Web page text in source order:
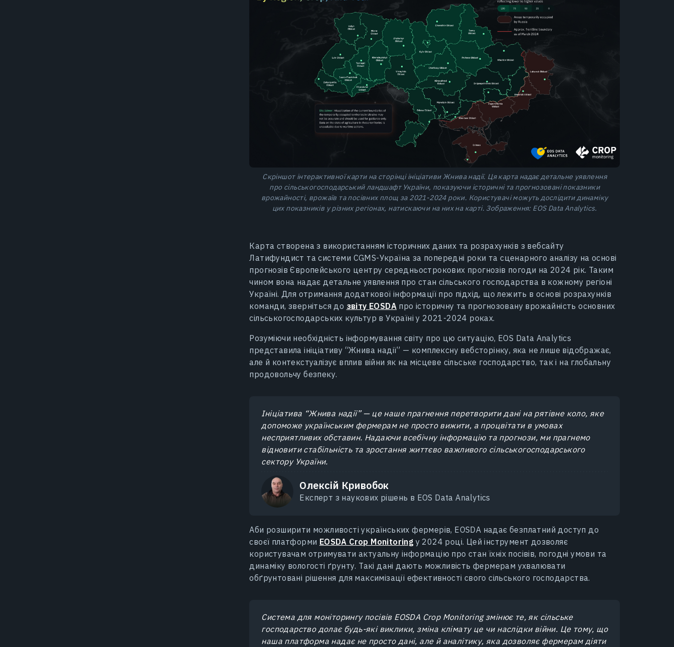
Скріншот інтерактивної карти на сторінці ініціативиЖнива надії. Ця карта надає детальне уявлення
про сільськогосподарський ландшафт України, показуючи історичні та прогнозовані показники
врожайності, врожаїв та посівних площ за 2021-2024 роки. Користувачі можуть дослідити динаміку
цих показників у різних регіонах, натискаючи на них на карті. Зображення: EOS Data Analytics.
Карта створена з використанням історичних даних та розрахунків з вебсайту
Латифундист та системи CGMS-Україна за попередні роки та сценарного аналізу на основі
прогнозів Європейського центру середньострокових прогнозів погоди на 2024 рік. Таким
чином вона надає детальне уявлення про стан сільського господарства в кожному регіоні
Україні. Для отримання додаткової інформації про підхід, що лежить в основі розрахунків
команди, зверніться до звіту EOSDA про історичну та прогнозовану врожайність основних
сільськогосподарських культур в Україні у 2021-2024 роках.
Розуміючи необхідність інформування світу про цю ситуацію, EOS Data Analytics
представила ініціативу “Жнива надії” — комплексну вебсторінку, яка не лише відображає,
але й контекстуалізує вплив війни як на місцеве сільське господарство, так і на глобальну
продовольчу безпеку.
Ініціатива “Жнива надії” — це наше прагнення перетворити дані на рятівне коло, яке
допоможе українським фермерам не просто вижити, а процвітати в умовах
несприятливих обставин. Надаючи всебічну інформацію та прогнози, ми прагнемо
відновити стабільність та зростання життєво важливого сільськогосподарського
сектору України.
Олексій Кривобок
Експерт з наукових рішень в EOS Data Analytics
Аби розширити можливості українських фермерів, EOSDA надає безплатний доступ до
своєї платформи EOSDA Crop Monitoring у 2024 році. Цей інструмент дозволяє
користувачам отримувати актуальну інформацію про стан їхніх посівів, погодні умови та
динаміку вологості ґрунту. Такі дані дають можливість фермерам ухвалювати
обґрунтовані рішення для максимізації ефективності свого сільського господарства.
Система для моніторингу посівів EOSDA Crop Monitoring змінює те, як сільське
господарство долає будь-які виклики, зміна клімату це чи наслідки війни. Це тому, що
наша платформа надає не просто дані, але й аналітику, яка дозволяє фермерам діяти